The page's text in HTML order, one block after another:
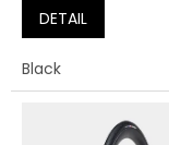
DETAIL
Black